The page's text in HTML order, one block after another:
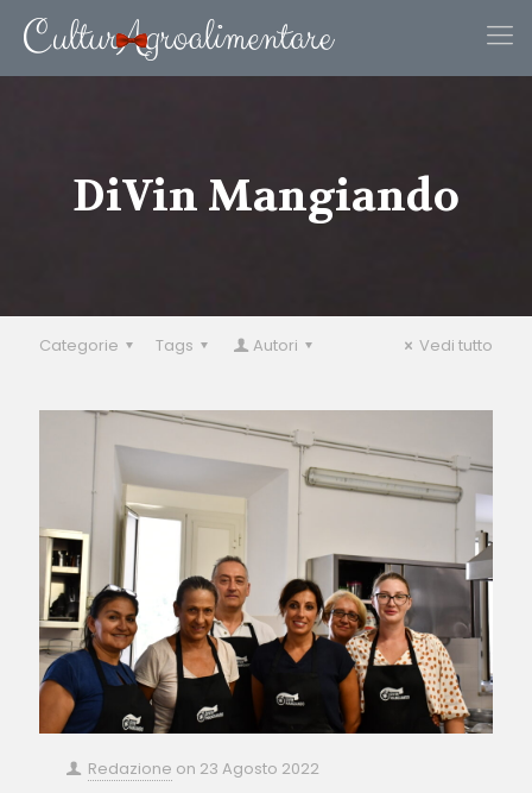
DiVin Mangiando
Categorie Tags Autori Vedi tutto
Redazione on 23 Agosto 2022